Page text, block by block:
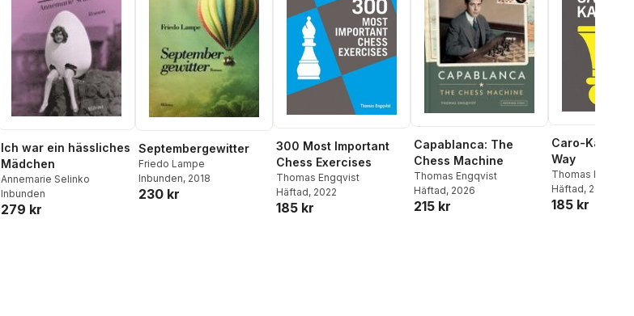
Ich war ein hässliches
Mädchen
Annemarie Selinko
Inbunden
279 kr
Septembergewitter
Friedo Lampe
Inbunden, 2018
230 kr
300 Most Important
Chess Exercises
Thomas Engqvist
Häftad, 2022
185 kr
Capablanca: The
Chess Machine
Thomas Engqvist
Häftad, 2026
215 kr
Caro-Kann
Way
Thomas Engqvist
Häftad, 2023
185 kr